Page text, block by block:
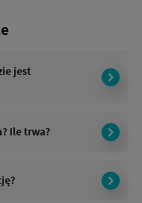
jest
Ile trwa?